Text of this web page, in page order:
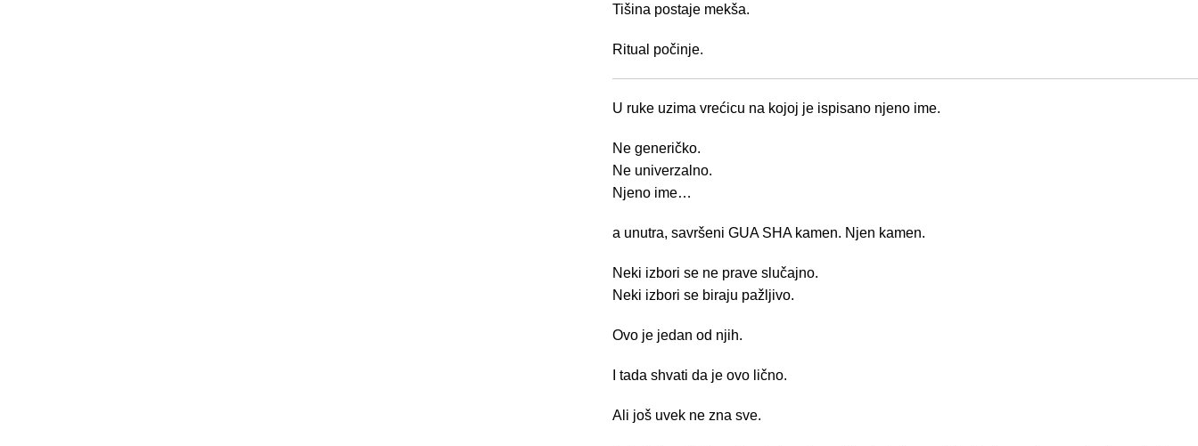
Tišina postaje mekša.
Ritual počinje.
U ruke uzima vrećicu na kojoj je ispisano njeno ime.
Ne generičko.
Ne univerzalno.
Njeno ime…
a unutra, savršeni GUA SHA kamen. Njen kamen.
Neki izbori se ne prave slučajno.
Neki izbori se biraju pažljivo.
Ovo je jedan od njih.
I tada shvati da je ovo lično.
Ali još uvek ne zna sve.